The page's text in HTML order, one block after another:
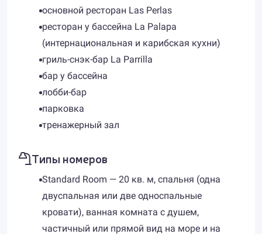
основной ресторан Las Perlas
ресторан у бассейна La Palapa
(интернациональная и карибская кухни)
гриль-снэк-бар La Parrilla
бар у бассейна
лобби-бар
парковка
тренажерный зал
Типы номеров
Standard Room — 20 кв. м, спальня (одна
двуспальная или две односпальные
кровати), ванная комната с душем,
частичный или прямой вид на море и на